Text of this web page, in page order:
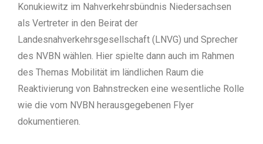
Konukiewitz im Nahverkehrsbündnis Niedersachsen
als Vertreter in den Beirat der
Landesnahverkehrsgesellschaft (LNVG) und Sprecher
des NVBN wählen. Hier spielte dann auch im Rahmen
des Themas Mobilität im ländlichen Raum die
Reaktivierung von Bahnstrecken eine wesentliche Rolle
wie die vom NVBN herausgegebenen Flyer
dokumentieren.